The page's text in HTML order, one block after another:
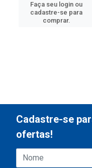
Faça seu login ou
cadastre-se para
comprar.
Cadastre-se
ofertas!